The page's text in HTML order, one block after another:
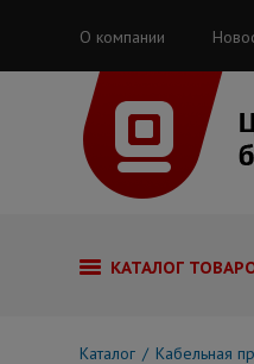
О компании
КАТАЛОГ
Каталог Кабельная